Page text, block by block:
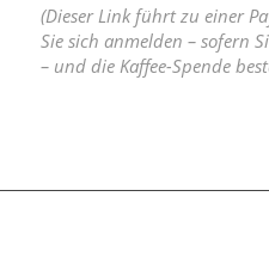
(Dieser Link führt zu einer
Sie sich anmelden – sofern
– und die Kaffee-Spende